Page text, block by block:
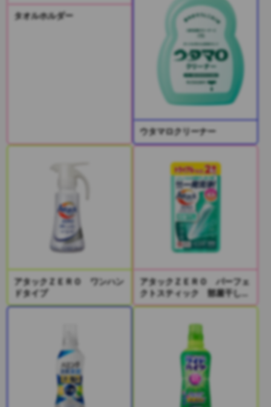
タオルホルダー
ウタマロクリーナー
アタックＺＥＲＯ ワンハン
ドタイプ
アタックＺＥＲＯ パーフェ
クトスティック 部屋干し
２本入り